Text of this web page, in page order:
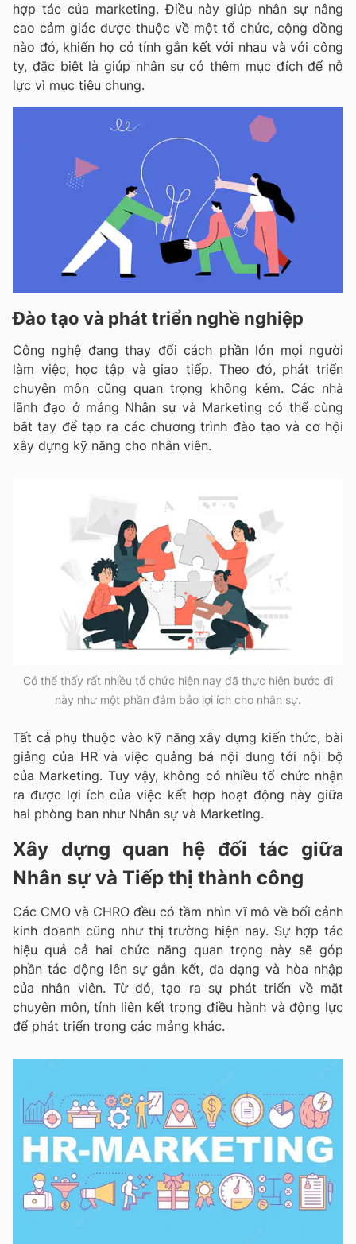
hợp tác của marketing. Điều này giúp nhân sự nâng
cao cảm giác được thuộc về một tổ chức, cộng đồng
nào đó, khiến họ có tính gắn kết với nhau và với công
ty, đặc biệt là giúp nhân sự có thêm mục đích để nỗ
lực vì mục tiêu chung.
Đào tạo và phát triển nghề nghiệp
Công nghệ đang thay đổi cách phần lớn mọi người
làm việc, học tập và giao tiếp. Theo đó, phát triển
chuyên môn cũng quan trọng không kém. Các nhà
lãnh đạo ở mảng Nhân sự và Marketing có thể cùng
bắt tay để tạo ra các chương trình đào tạo và cơ hội
xây dựng kỹ năng cho nhân viên.
Có thể thấy rất nhiều tổ chức hiện nay đã thực hiện bước đi
này như một phần đảm bảo lợi ích cho nhân sự.
Tất cả phụ thuộc vào kỹ năng xây dựng kiến thức, bài
giảng của HR và việc quảng bá nội dung tới nội bộ
của Marketing. Tuy vậy, không có nhiều tổ chức nhận
ra được lợi ích của việc kết hợp hoạt động này giữa
hai phòng ban như Nhân sự và Marketing.
Xây dựng quan hệ đối tác giữa
Nhân sự và Tiếp thị thành công
Các CMO và CHRO đều có tầm nhìn vĩ mô về bối cảnh
kinh doanh cũng như thị trường hiện nay. Sự hợp tác
hiệu quả cả hai chức năng quan trọng này sẽ góp
phần tác động lên sự gắn kết, đa dạng và hòa nhập
của nhân viên. Từ đó, tạo ra sự phát triển về mặt
chuyên môn, tính liên kết trong điều hành và động lực
để phát triển trong các mảng khác.